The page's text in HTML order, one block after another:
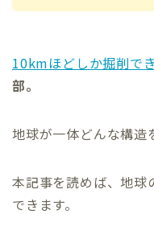
10kmほどしか掘削で
部。
地球が一体どんな構造
本記事を読めば、地球
できます。